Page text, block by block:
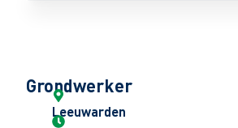
Grondwerker
Leeuwarden